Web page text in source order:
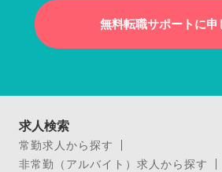
無料転職サポートに申
求人検索
常勤求人から探す
非常勤（アルバイト）求人から探す